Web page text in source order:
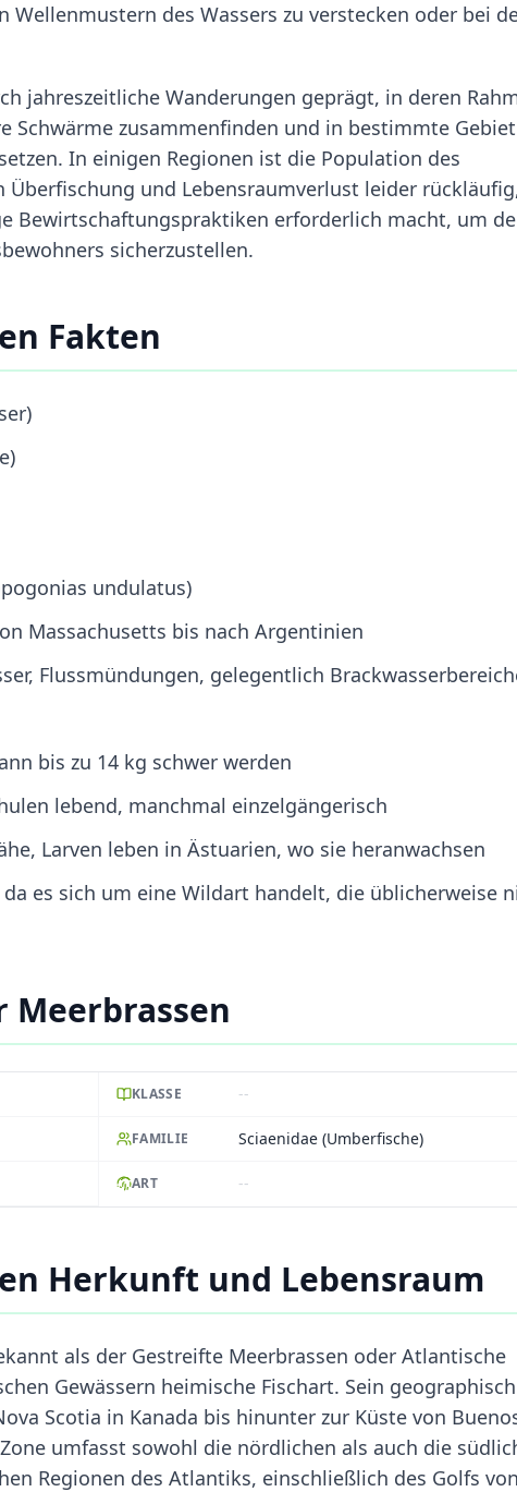
des Wassers zu verstecken oder bei
jahreszeitliche Wanderungen geprägt, in deren
Schwärme zusammenfinden und in bestimmte
In einigen Regionen ist die Population des
Überfischung und Lebensraumverlust leider
Bewirtschaftungspraktiken erforderlich macht, um
sicherzustellen.
Fakten
undulatus)
Massachusetts bis nach Argentinien
Flussmündungen, gelegentlich
bis zu 14 kg schwer werden
lebend, manchmal einzelgängerisch
Larven leben in Ästuarien, wo sie heranwachsen
da es sich um eine Wildart handelt, die üblicherweise
KLASSE --
FAMILIE Sciaenidae (Umberfische)
ART --
Herkunft und Lebensraum
als der Gestreifte Meerbrassen oder Atlantische
Gewässern heimische Fischart. Sein
Scotia in Kanada bis hinunter zur Küste von
umfasst sowohl die nördlichen als auch die
Regionen des Atlantiks, einschließlich des Golfs